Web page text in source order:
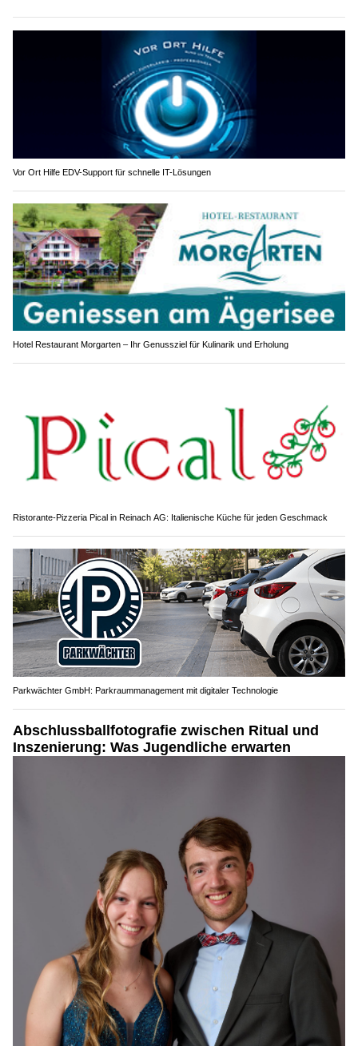
Vor Ort Hilfe EDV-Support für schnelle IT-Lösungen
Hotel Restaurant Morgarten – Ihr Genussziel für Kulinarik und Erholung
Ristorante-Pizzeria Pical in Reinach AG: Italienische Küche für jeden Geschmack
Parkwächter GmbH: Parkraummanagement mit digitaler Technologie
Abschlussballfotografie zwischen Ritual und
Inszenierung: Was Jugendliche erwarten